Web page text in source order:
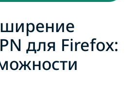
для Firefox: